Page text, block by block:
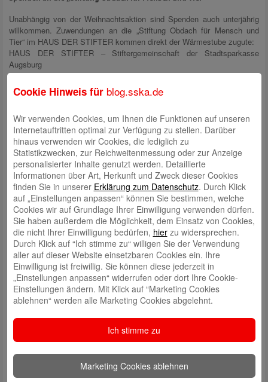
Unabhängig von der Weihnachtsaktion sind Spenden auch unterjährig
willkommen. Zuwendungen an die „Stiftung Obdach für Mensch und
Tier“ im HAUS DER STIFTER kommen direkt der Wärmestube zugute:
HAUS DER STIFTER – Stiftergemeinschaft der Stadtsparkasse
Augsburg
IBAN: DE03 7205 0000 0000 0781 21
Verwendungszweck: Stiftung Obdach für Mensch und Tier.
HAUS DER STIFTER – Stiftergemeinschaft der Stadtsparkasse
Augsburg
Gemeinsam:Die Stiftung „HAUS DER STIFTER – Stiftergemeinschaft
der Stadtsparkasse Augsburg“ bündelt das Wirken vieler Stifter und
Förderer in unserer Region für verschiedenste Zwecke unter einem
Dach. Stifter haben die Möglichkeit, gemeinnützige Projekte aus
unterschiedlichen Bereichen in der Region mit ihrer persönlichen
Namensstiftung, mit Zuwendungen zum Stiftungsvermögen oder durch
Zuwendungen zur zeitnahen Zweckverwirklichung (Spenden) zu
unterstützen.
Individuell:Stifter in der „HAUS DER STIFTER – Stiftergemeinschaft
der Stadtsparkasse Augsburg“ bestimmen bei einer Stiftung im eigenen
Namen individuell die zu fördernden steuerbegünstigten Einrichtungen.
Das Spektrum reicht von Jugendhilfeeinrichtungen und Sport über
Gesundheitswesen bis zu Naturschutz. Der Stiftungszweck kann
jederzeit an geänderte Bedingungen angepasst werden. Die Errichtung
einer Stiftung im eigenen Namen in der „HAUS DER STIFTER –
Stiftergemeinschaft der Stadtsparkasse Augsburg“ ist mit wenigen
Unterschriften ganz einfach möglich.
Cookie Hinweis für blog.sska.de
Wir verwenden Cookies, um Ihnen die Funktionen auf unseren
Internetauftritten optimal zur Verfügung zu stellen. Darüber
hinaus verwenden wir Cookies, die lediglich zu
Statistikzwecken, zur Reichweitenmessung oder zur Anzeige
personalisierter Inhalte genutzt werden. Detaillierte
Informationen über Art, Herkunft und Zweck dieser Cookies
finden Sie in unserer Erklärung zum Datenschutz. Durch Klick
auf „Einstellungen anpassen“ können Sie bestimmen, welche
Cookies wir auf Grundlage Ihrer Einwilligung verwenden dürfen.
Sie haben außerdem die Möglichkeit, dem Einsatz von Cookies,
die nicht Ihrer Einwilligung bedürfen, hierzu widersprechen.
Durch Klick auf “Ich stimme zu“ willigen Sie der Verwendung
aller auf dieser Website einsetzbaren Cookies ein. Ihre
Einwilligung ist freiwillig. Sie können diese jederzeit in
„Einstellungen anpassen“ widerrufen oder dort Ihre Cookie-
Einstellungen ändern. Mit Klick auf “Marketing Cookies
ablehnen“ werden alle Marketing Cookies abgelehnt.
Ich stimme zu
Marketing Cookies ablehnen